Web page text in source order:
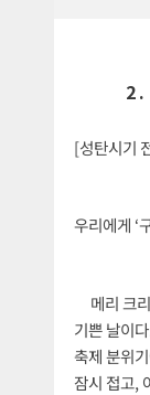
2.
[성탄시기
우리에게 ‘
메리 크
기쁜 날이
축제 분위
잠시 접고,